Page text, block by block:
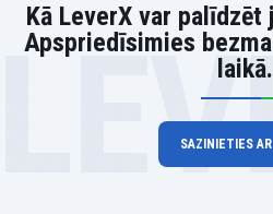
Kā LeverX var palīdzēt
Apspriedīsimies
laikā.
SAZINIETIES